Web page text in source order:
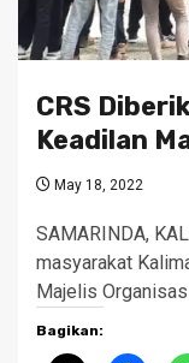
CRS
Keadilan
May 18, 2022
SAMARINDA,
masyarakat
Majelis
Bagikan: